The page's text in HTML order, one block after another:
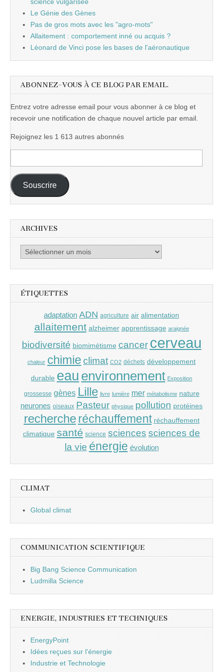
science vulgarisée
Le Génie des Gènes
Pas de gros mots avec les "agro-mots"
Allaitement : comportement inné ou acquis ?
Léonard de Vinci pose les bases de l'aéronautique
ABONNEZ-VOUS À CE BLOG PAR EMAIL.
Entrez votre adresse email pour vous abonner à ce blog et
recevoir une notification de chaque nouvel article par email.
Rejoignez les 1 613 autres abonnés
e-
mail :
Souscrire
ARCHIVES
Archives
ÉTIQUETTES
adaptation ADN agriculture air alimentation
allaitement alzheimer apprentissage araignée
biodiversité biomimétisme cancer cerveau
chaleur chimieclimat CO2 déchets développement
durable eau environnement Exposition
grossesse gènes Lille livre lumière mer métabolisme nature
neurones oiseaux Pasteur physique pollution protéines
recherche réchauffement réchauffement
climatique santé science sciences sciences de
la vie énergie évolution
CLIMAT
Global climat
COMMUNICATION SCIENTIFIQUE
Big Bang Science Communication
Ludmilla Science
ENERGIE, INDUSTRIES ET TECHNIQUES
EnergyPoint
Idées reçues sur l'énergie
Industrie et Technologie